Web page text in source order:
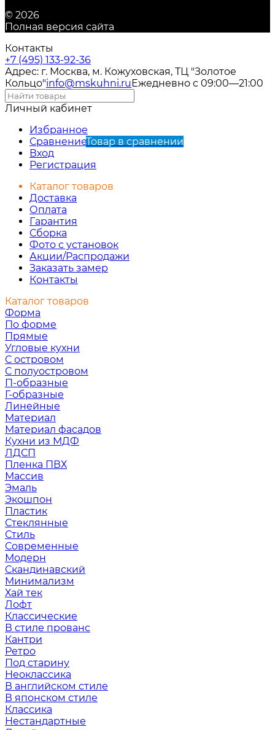
© 2026
Полная версия сайта
Контакты
+7 (495) 133-92-36
Адрес: г. Москва, м. Кожуховская, ТЦ "Золотое
Кольцо"info@mskuhni.ruЕжедневно с 09:00—21:00
Личный кабинет
Избранное
СравнениеТовар в сравнении
Вход
Регистрация
Каталог товаров
Доставка
Оплата
Гарантия
Сборка
Фото с установок
Акции/Распродажи
Заказать замер
Контакты
Каталог товаров
Форма
По форме
Прямые
Угловые кухни
С островом
С полуостровом
П-образные
Г-образные
Линейные
Материал
Материал фасадов
Кухни из МДФ
ЛДСП
Пленка ПВХ
Массив
Эмаль
Экошпон
Пластик
Стеклянные
Стиль
Современные
Модерн
Скандинавский
Минимализм
Хай тек
Лофт
Классические
В стиле прованс
Кантри
Ретро
Под старину
Неоклассика
В английском стиле
В японском стиле
Классика
Нестандартные